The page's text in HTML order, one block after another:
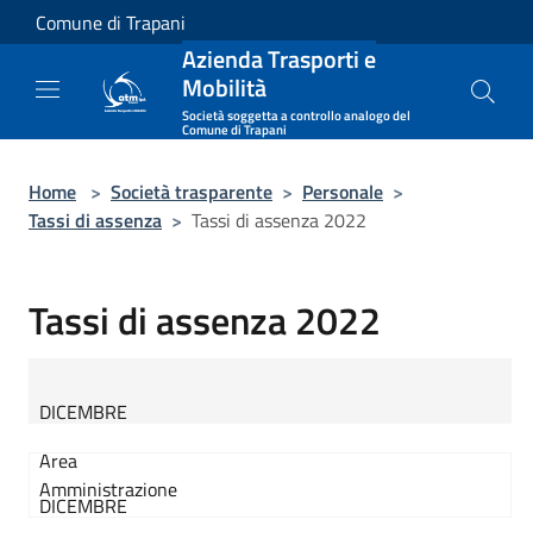
Salta al contenuto principale
Comune di Trapani
Azienda Trasporti e
Mobilità
Società soggetta a controllo analogo del
Comune di Trapani
Home > Società trasparente > Personale >
Tassi di assenza > Tassi di assenza 2022
Tassi di assenza 2022
DICEMBRE
Area
Amministrazione
DICEMBRE